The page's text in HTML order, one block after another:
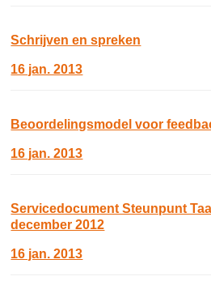
Schrijven en spreken
16 jan. 2013
Beoordelingsmodel voor
16 jan. 2013
Servicedocument Steunpunt
december 2012
16 jan. 2013